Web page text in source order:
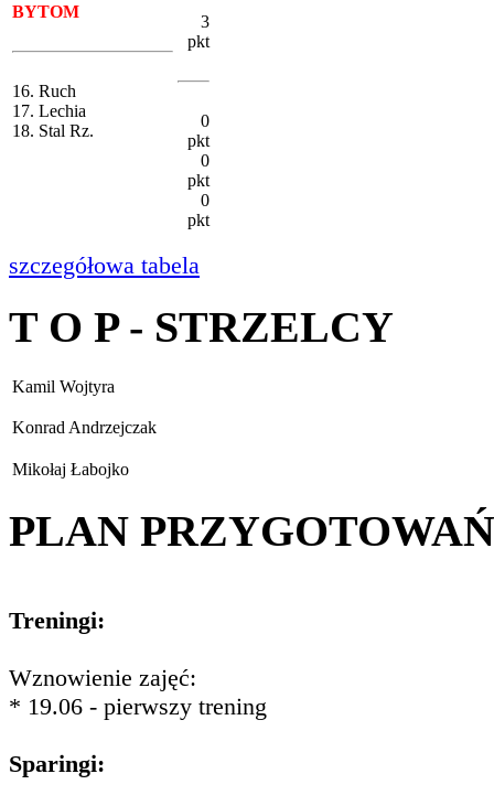
BYTOM
16. Ruch
17. Lechia
18. Stal Rz.
3
pkt
0
pkt
0
pkt
0
pkt
szczegółowa tabela
T O P - STRZELCY
Kamil Wojtyra
Konrad Andrzejczak
Mikołaj Łabojko
PLAN PRZYGOTOWAŃ
Treningi:
Wznowienie zajęć:
* 19.06 - pierwszy trening
Sparingi: